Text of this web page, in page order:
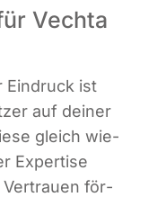
Vechta
Ein­druck ist
auf dei­ner
gleich wie­
Exper­ti­se
Ver­trau­en för­